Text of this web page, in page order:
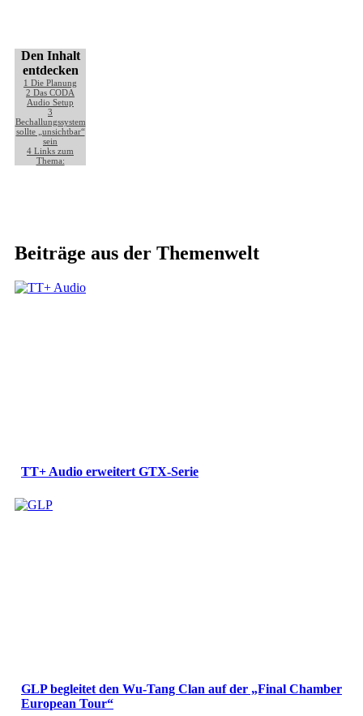
Den Inhalt
entdecken
1 Die Planung
2 Das CODA
Audio Setup
3
Bechallungssystem
sollte „unsichtbar“
sein
4 Links zum
Thema:
Beiträge aus der Themenwelt
TT+ Audio erweitert GTX-Serie
GLP begleitet den Wu-Tang Clan auf der „Final Chamber
European Tour“